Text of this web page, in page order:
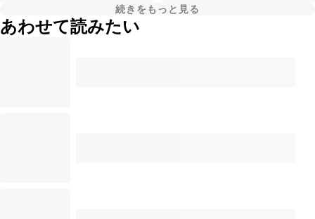
続きをもっと見る
あわせて読みたい